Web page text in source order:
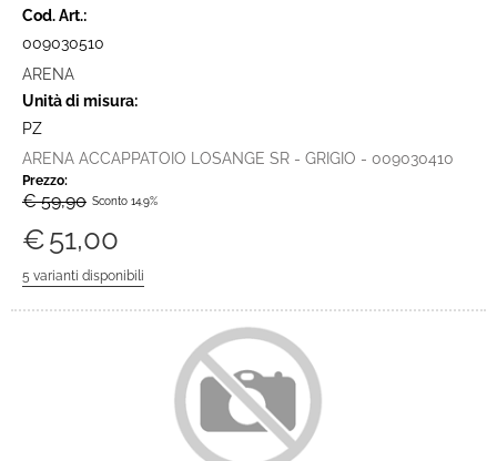
Cod. Art.:
009030510
ARENA
Unità di misura:
PZ
ARENA ACCAPPATOIO LOSANGE SR - GRIGIO - 009030410
Prezzo:
€ 59,90 Sconto 14.9%
€51,00